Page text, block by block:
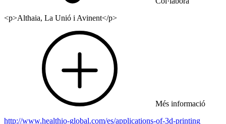
<p>Althaia, La Unió i Avinent</p>
Més informació
http://www.healthio-global.com/es/applications-of-3d-printing